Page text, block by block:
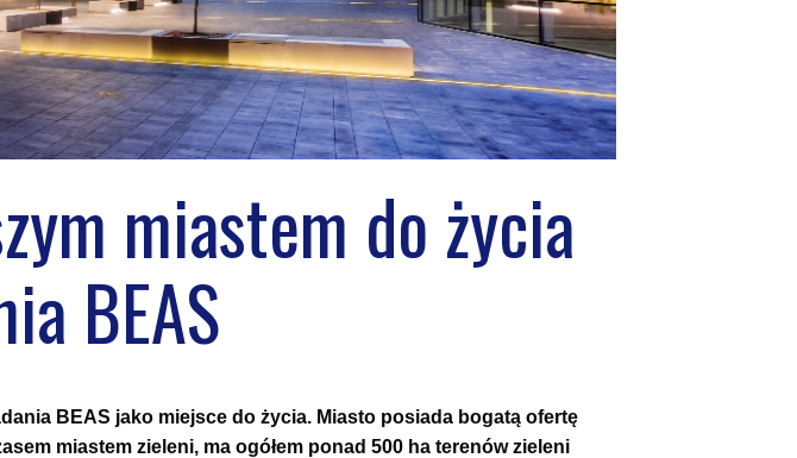
miastem do życia
BEAS
BEAS jako miejsce do życia. Miasto posiada bogatą ofertę
miastem zieleni, ma ogółem ponad 500 ha terenów zieleni